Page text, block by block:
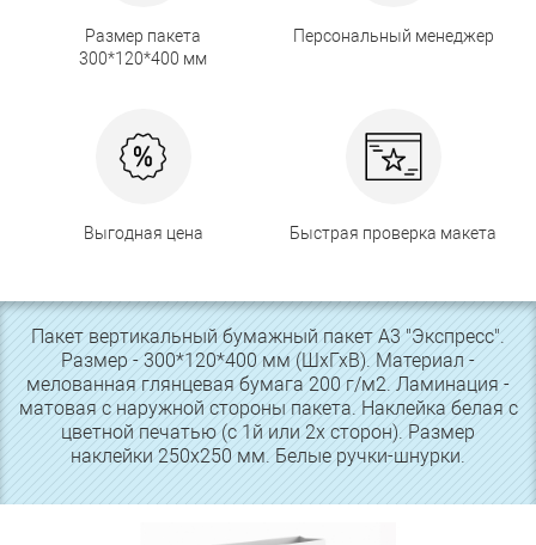
Размер пакета
300*120*400 мм
Персональный менеджер
Выгодная цена Быстрая проверка макета
Пакет вертикальный бумажный пакет А3 "Экспресс".
Размер - 300*120*400 мм (ШхГхВ). Материал -
мелованная глянцевая бумага 200 г/м2. Ламинация -
матовая с наружной стороны пакета. Наклейка белая с
цветной печатью (с 1й или 2х сторон). Размер
наклейки 250х250 мм. Белые ручки-шнурки.